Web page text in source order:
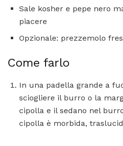
Sale kosher e pepe nero
piacere
Opzionale: prezzemolo
Come farlo
In una padella grande a
sciogliere il burro o la
cipolla e il sedano nel
cipolla è morbida,